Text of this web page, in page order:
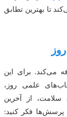
تا بهترین تطابق
می‌کند. برای این
علمی روز،
سلامت، از آخرین
پرسش‌ها فکر کنید: